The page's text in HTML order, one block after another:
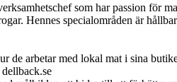
som har passion för
Hennes specialområden är
de arbetar med lokal mat i sina